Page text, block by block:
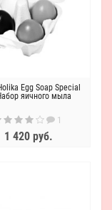
Egg Soap Special
яичного мыла
1
1 420 руб.